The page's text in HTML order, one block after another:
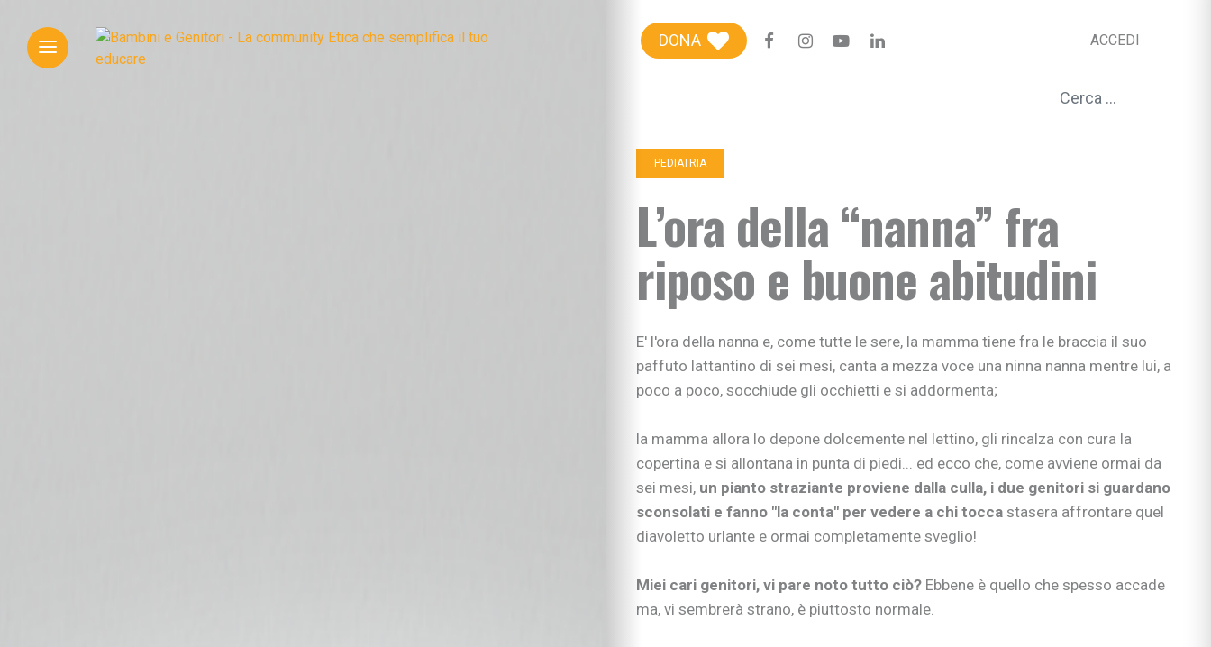
Blog genitori
Centro Famiglie
+100Extra
+100Kids
Chi siamo
Sostieni
DONA ACCEDI
Ricerca per:
PEDIATRIA
L’ora della “nanna” fra
riposo e buone abitudini
E' l'ora della nanna e, come tutte le sere, la mamma tiene fra le braccia il suo
paffuto lattantino di sei mesi, canta a mezza voce una ninna nanna mentre lui, a
poco a poco, socchiude gli occhietti e si addormenta;
la mamma allora lo depone dolcemente nel lettino, gli rincalza con cura la
copertina e si allontana in punta di piedi... ed ecco che, come avviene ormai da
sei mesi, un pianto straziante proviene dalla culla, i due genitori si guardano
sconsolati e fanno "la conta" per vedere a chi toccastasera affrontare quel
diavoletto urlante e ormai completamente sveglio!
Miei cari genitori, vi pare noto tutto ciò?Ebbene è quello che spesso accade
ma, vi sembrerà strano, è piuttosto normale.